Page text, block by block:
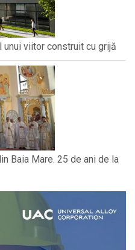
viitor construit cu grijă
Baia Mare. 25 de ani de la